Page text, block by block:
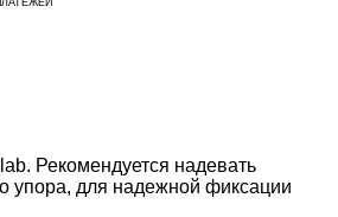
Рекомендуется надевать
упора, для надежной фиксации